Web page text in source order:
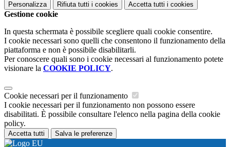
Personalizza Rifiuta tutti i cookies Accetta tutti i cookies
Gestione cookie
In questa schermata è possibile scegliere quali cookie consentire.
I cookie necessari sono quelli che consentono il funzionamento della
piattaforma e non è possibile disabilitarli.
Per conoscere quali sono i cookie necessari al funzionamento potete
visionare la COOKIE POLICY.
Cookie necessari per il funzionamento
I cookie necessari per il funzionamento non possono essere
disabilitati. È possibile consultare l'elenco nella pagina della cookie
policy.
Accetta tutti Salva le preferenze